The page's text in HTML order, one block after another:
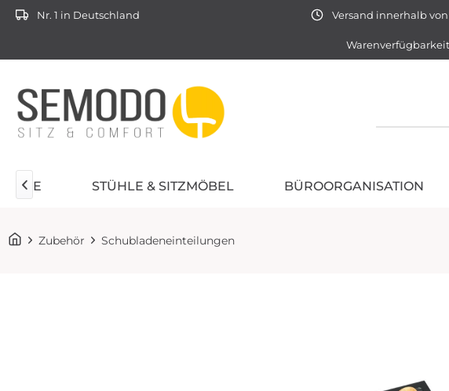
Nr. 1 in Deutschland Versand innerhalb
STÜHLE & SITZMÖBEL BÜROORGANISATION

Zubehör Schubladeneinteilungen